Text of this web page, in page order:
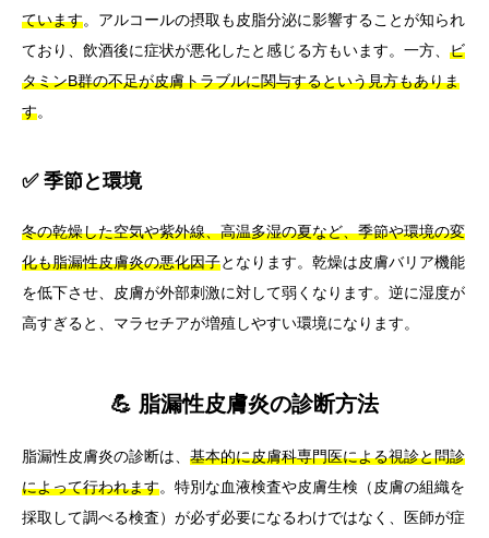
ています。アルコールの摂取も皮脂分泌に影響することが知られ
ており、飲酒後に症状が悪化したと感じる方もいます。一方、 ビ
タミンB群の不足が皮膚トラブルに関与するという見方もありま
す。
✅ 季節と環境
冬の乾燥した空気や紫外線、高温多湿の夏など、季節や環境の変
化も脂漏性皮膚炎の悪化因子となります。乾燥は皮膚バリア機能
を低下させ、皮膚が外部刺激に対して弱くなります。逆に湿度が
高すぎると、マラセチアが増殖しやすい環境になります。
💪 脂漏性皮膚炎の診断方法
脂漏性皮膚炎の診断は、 基本的に皮膚科専門医による視診と問診
によって行われます。特別な血液検査や皮膚生検（皮膚の組織を
採取して調べる検査）が必ず必要になるわけではなく、医師が症